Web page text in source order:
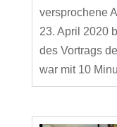
versprochene
23. April 2020
des Vortrags
war mit 10